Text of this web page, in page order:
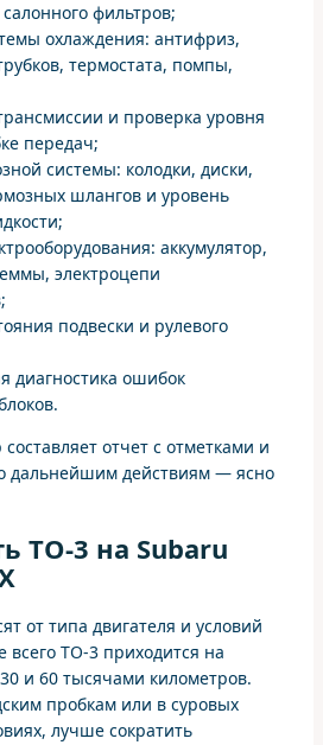
фильтров;
охлаждения: антифриз,
термостата, помпы,
и проверка уровня
передач;
системы: колодки, диски,
шлангов и уровень
аккумулятор,
электроцепи
подвески и рулевого
диагностика ошибок
отчет с отметками и
дальнейшим действиям — ясно
ТО-3 на Subaru
от типа двигателя и условий
всего ТО-3 приходится на
и 60 тысячами километров.
пробкам или в суровых
лучше сократить